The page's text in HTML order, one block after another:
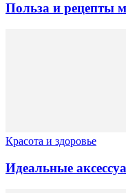
Польза и рецепты
Красота и здоровье
Идеальные